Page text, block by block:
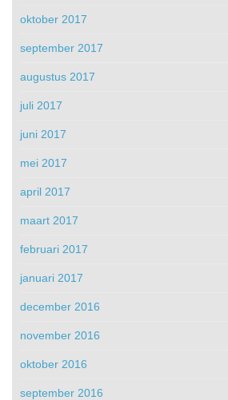
oktober 2017
september 2017
augustus 2017
juli 2017
juni 2017
mei 2017
april 2017
maart 2017
februari 2017
januari 2017
december 2016
november 2016
oktober 2016
september 2016